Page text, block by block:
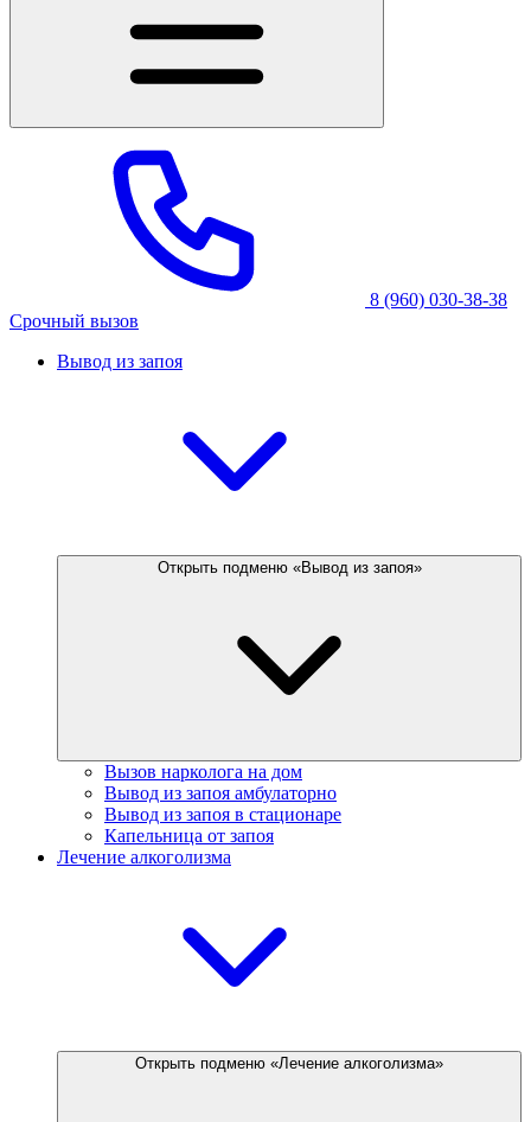
8 (960) 030-38-38
Срочный вызов
Вывод из запоя
Открыть подменю «Вывод из запоя»
Вызов нарколога на дом
Вывод из запоя амбулаторно
Вывод из запоя в стационаре
Капельница от запоя
Лечение алкоголизма
Открыть подменю «Лечение алкоголизма»